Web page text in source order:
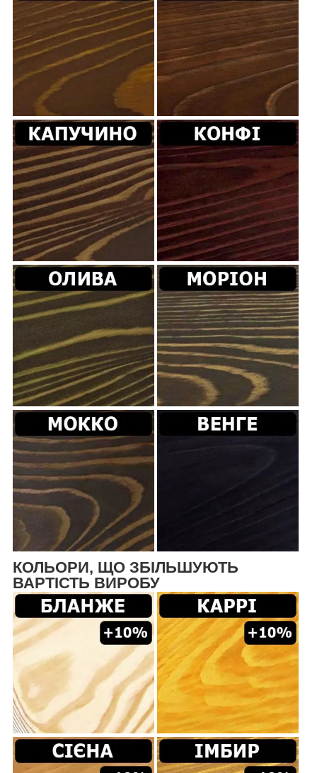
КОЛЬОРИ, ЩО ЗБІЛЬШУЮТЬ
ВАРТІСТЬ ВИРОБУ